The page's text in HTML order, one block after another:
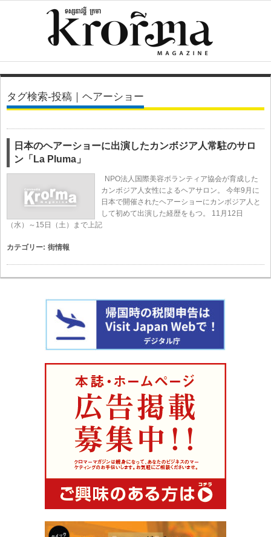
タグ検索-投稿｜ヘアーショー
日本のヘアーショーに出演したカンボジア人常駐のサロ
ン「La Pluma」
NPO法人国際美容ボランティア協会が育成した
カンボジア人女性によるヘアサロン。 今年9月に
日本で開催されたヘアーショーにカンボジア人と
して初めて出演した経歴をもつ。 11月12日
（水）～15日（土）まで上記
カテゴリー: 街情報